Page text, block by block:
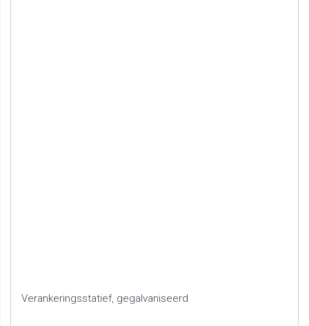
Verankeringsstatief, gegalvaniseerd